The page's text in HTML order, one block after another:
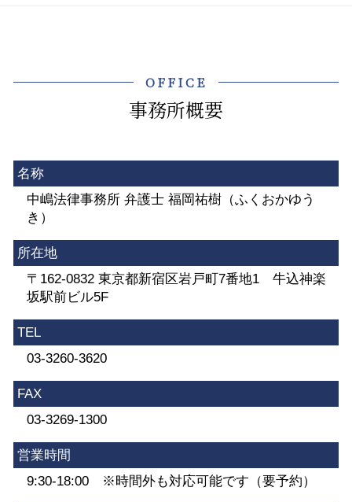
OFFICE
事務所概要
名称
中嶋法律事務所 弁護士 福岡祐樹（ふくおかゆう
き）
所在地
〒162-0832 東京都新宿区岩戸町7番地1 牛込神楽
坂駅前ビル5F
TEL
03-3260-3620
FAX
03-3269-1300
営業時間
9:30-18:00 ※時間外も対応可能です（要予約）